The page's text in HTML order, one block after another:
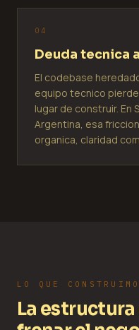
0 4
Deuda tecnica
El codebase
equipo tecnico
lugar de construir. En
Argentina, esa
organica, claridad
LO QUE
La